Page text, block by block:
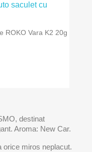
ROKO Vara K2 20g
destinat
Aroma: New Car.
orice miros neplacut.